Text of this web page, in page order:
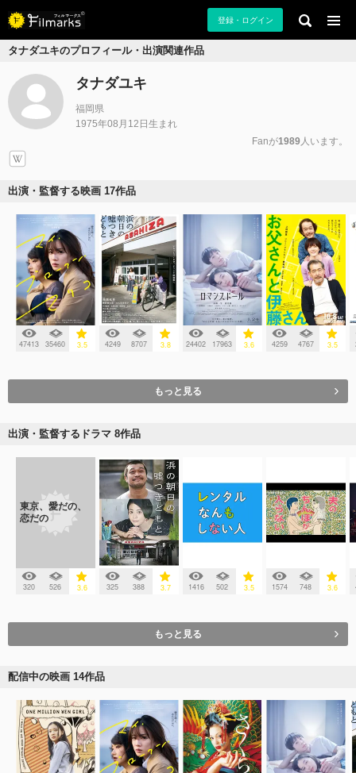
登録・ログイン
タナダユキのプロフィール・出演関連作品
タナダユキ
福岡県
1975年08月12日生まれ
Fanが1989人います。
出演・監督する映画 17作品
47413 35460 3.5 4249 8707 3.8 24402 17963 3.6 4259 4767 3.5
もっと見る
出演・監督するドラマ 8作品
東京、愛だの、
恋だの
320 526 3.6 325 388 3.7 1416 502 3.5 1574 748 3.6
もっと見る
配信中の映画 14作品